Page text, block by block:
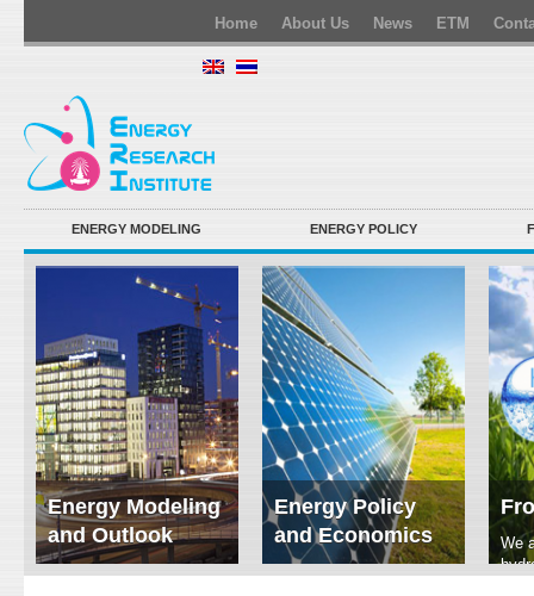
Home About Us News ETM
ENERGY MODELING ENERGY POLICY
Energy Modeling
and Outlook
ERI conducts rigorous
Energy Policy
and Economics
We focus on solar
We